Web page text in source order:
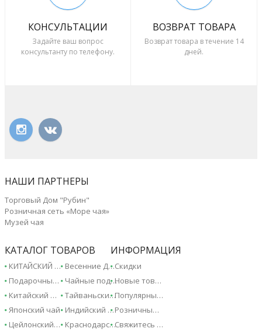
КОНСУЛЬТАЦИИ
Задайте ваш вопрос
консультанту по телефону.
ВОЗВРАТ ТОВАРА
Возврат товара в течение 14
дней.
НАШИ ПАРТНЕРЫ
Торговый Дом "Рубин"
Розничная сеть «Море чая»
Музей чая
КАТАЛОГ ТОВАРОВ
КИТАЙСКИЙ ЧАЙ - 2026!
Весенние Дарджилинги - 2026!
Подарочные сертификаты
Чайные подарки и сувениры
Китайский чай
Тайваньский чай
Японский чай Индийский чай
Цейлонский чай
Краснодарский чай
ИНФОРМАЦИЯ
Скидки
Новые товары
Популярные товары
Розничные магазины
Свяжитесь с нами